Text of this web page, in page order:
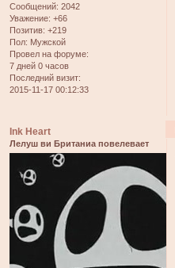
Сообщений: 2042
Уважение: +66
Позитив: +219
Пол: Мужской
Провел на форуме:
7 дней 0 часов
Последний визит:
2015-11-17 00:12:33
Ink Heart
Лелуш ви Британиа повелевает